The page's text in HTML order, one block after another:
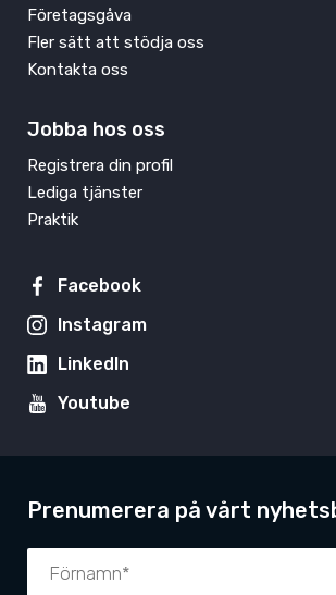
Företagsgåva
Fler sätt att stödja oss
Kontakta oss
Jobba hos oss
Registrera din profil
Lediga tjänster
Praktik
Facebook
Instagram
LinkedIn
Youtube
Prenumerera på vårt